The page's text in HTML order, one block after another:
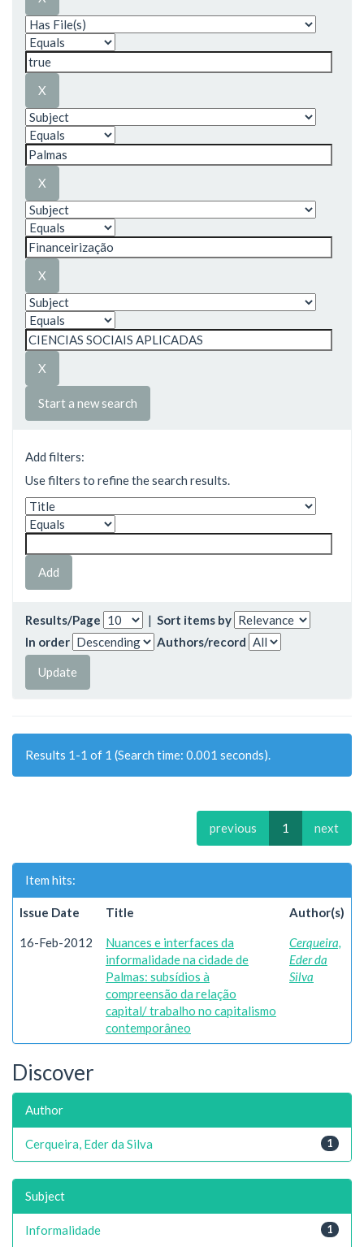
Start a new search
Add filters:
Use filters to refine the search results.
Results/Page | Sort items by
In order
Authors/record
Results 1-1 of 1 (Search time: 0.001 seconds).
previous 1 next
Item hits:
Issue Date Title Author(s)
16-Feb-2012
Nuances e interfaces da
informalidade na cidade de
Palmas: subsídios à
compreensão da relação
capital/ trabalho no capitalismo
contemporâneo
Cerqueira,
Eder da
Silva
Discover
Author
1
Cerqueira, Eder da Silva
Subject
1
Informalidade